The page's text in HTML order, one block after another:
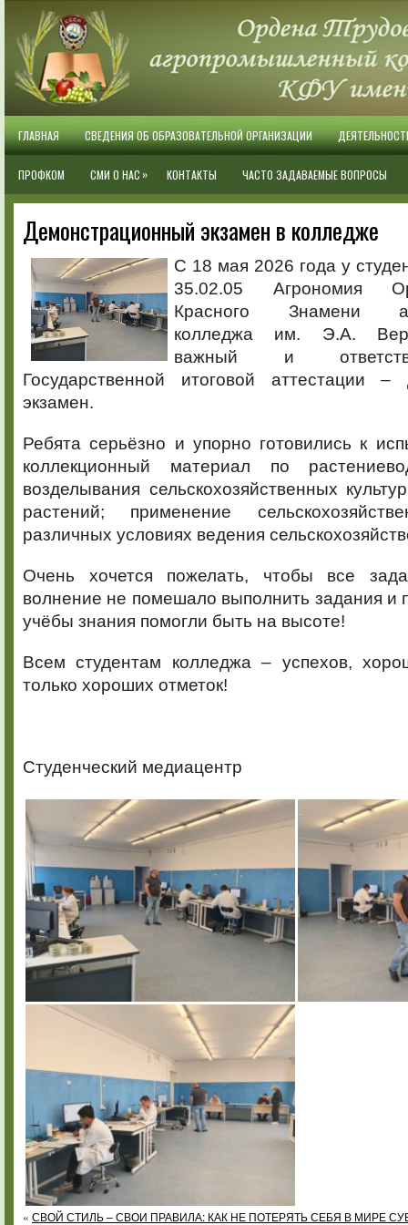
ГЛАВНАЯ СВЕДЕНИЯ ОБ ОБРАЗОВАТЕЛЬНОЙ ОРГАНИЗАЦИИ
ПРОФКОМ СМИ О НАС » КОНТАКТЫ ЧАСТО ЗАДАВАЕМЫЕ ВОПРОСЫ
Демонстрационный экзамен в колледже
С 18 мая 2026 года у
35.02.05 Агрономия
Красного Знамени
колледжа им. Э.А.
важный и
Государственной итоговой аттестации –
экзамен.
Ребята серьёзно и упорно готовились к
коллекционный материал по
возделывания сельскохозяйственных
растений; применение
различных условиях ведения
Очень хочется пожелать, чтобы все
волнение не помешало выполнить задания и
учёбы знания помогли быть на высоте!
Всем студентам колледжа – успехов,
только хороших отметок!
Студенческий медиацентр
« СВОЙ СТИЛЬ – СВОИ ПРАВИЛА: КАК НЕ ПОТЕРЯТЬ СЕБЯ В МИРЕ